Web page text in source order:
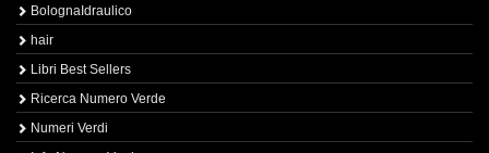
BolognaIdraulico
hair
Libri Best Sellers
Ricerca Numero Verde
Numeri Verdi